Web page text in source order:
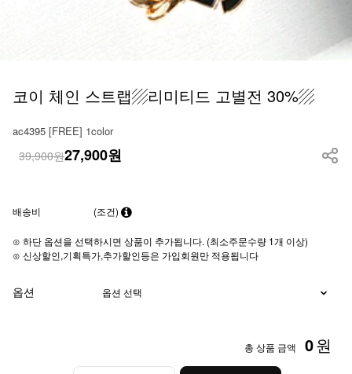
코이 체인 스트랩▨리미티드 고별전 30%▨
ac4395 [FREE] 1color
39,900원27,900원
배송비 (조건)
⊙ 하단 옵션을 선택하시면 상품이 추가됩니다. (최소주문수량 1개 이상)
⊙ 신상할인,기획특가,추가할인등은 가입회원만 적용됩니다
옵션
총 상품 금액 0원